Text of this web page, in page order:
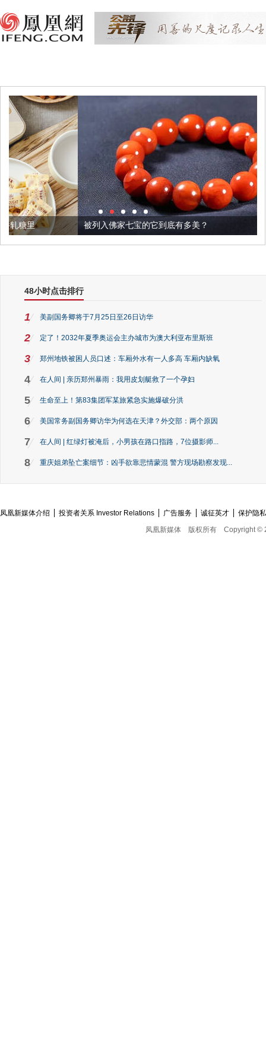
被列入佛家七宝的它到底有多美？
48小时点击排行
1 美副国务卿将于7月25日至26日访华
2 定了！2032年夏季奥运会主办城市为澳大利亚布里斯班
3 郑州地铁被困人员口述：车厢外水有一人多高 车厢内缺氧
4 在人间 | 亲历郑州暴雨：我用皮划艇救了一个孕妇
5 生命至上！第83集团军某旅紧急实施爆破分洪
6 美国常务副国务卿访华为何选在天津？外交部：两个原因
7 在人间 | 红绿灯被淹后，小男孩在路口指路，7位摄影师...
8 重庆姐弟坠亡案细节：凶手欲靠悲情蒙混 警方现场勘察发现...
凤凰新媒体介绍 投资者关系 Investor Relations 广告服务 诚征英才
保护隐
凤凰新媒体
版权所有 Copyright ©